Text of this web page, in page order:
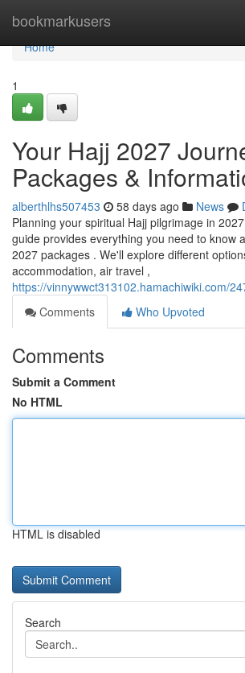
bookmarkusers
Home
Home
1
Your Hajj 2027
Packages &
alberthlhs507453 58 days ago News
Planning your spiritual Hajj pilgrimage in
guide provides everything you need to know
2027 packages . We'll explore different
accommodation, air travel ,
https://vinnywwct313102.hamachiwiki.com/
Comments
Who Upvoted
Comments
Submit a Comment
No HTML
HTML is disabled
Search